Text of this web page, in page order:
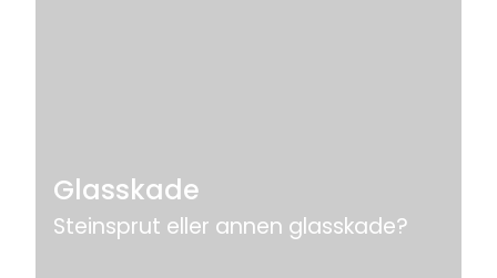
Glasskade
Steinsprut eller annen glasskade?